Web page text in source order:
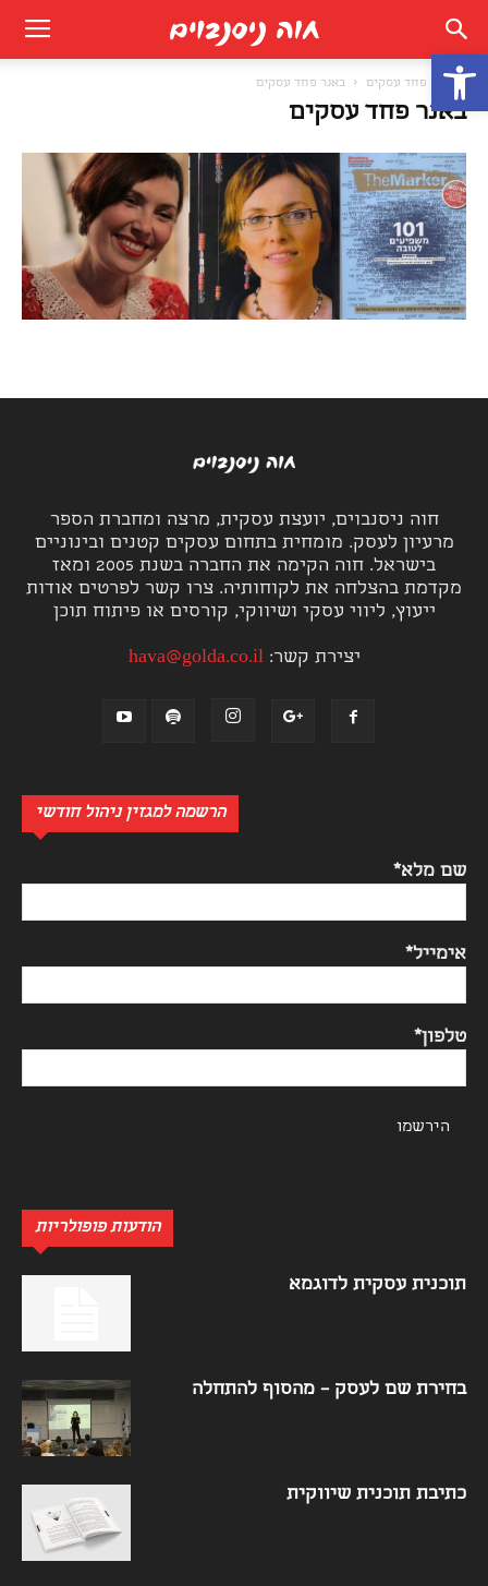
פתח סרגל נגישות
פחד עסקים באנר פחד עסקים
באנר פחד עסקים
חוה ניסנבוים, יועצת עסקית, מרצה ומחברת הספר
מרעיון לעסק. מומחית בתחום עסקים קטנים ובינוניים
בישראל. חוה הקימה את החברה בשנת 2005 ומאז
מקדמת בהצלחה את לקוחותיה. צרו קשר לפרטים אודות
ייעוץ, ליווי עסקי ושיווקי, קורסים או פיתוח תוכן
יצירת קשר:hava@golda.co.il
הרשמה למגזין ניהול חודשי
שם מלא*
אימייל*
טלפון*
הודעות פופולריות
תוכנית עסקית לדוגמא
בחירת שם לעסק – מהסוף להתחלה
כתיבת תוכנית שיווקית